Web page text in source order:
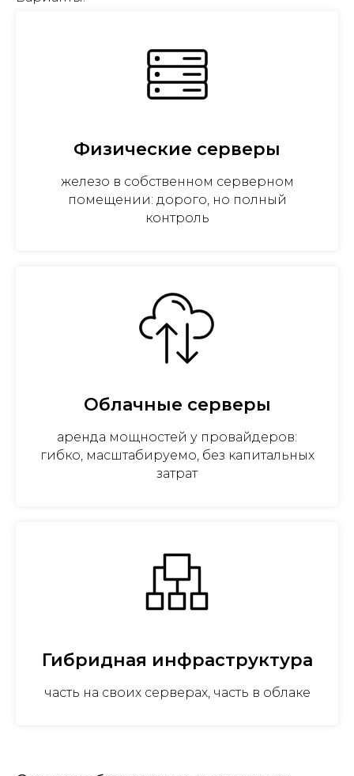
Физические серверы
железо в собственном серверном
помещении: дорого, но полный
контроль
Облачные серверы
аренда мощностей у провайдеров:
гибко, масштабируемо, без капитальных
затрат
Гибридная инфраструктура
часть на своих серверах, часть в облаке